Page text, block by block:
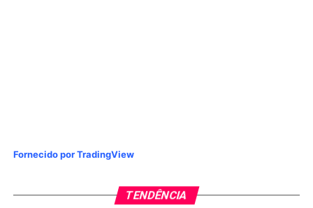
Fornecido por TradingView
TENDÊNCIA